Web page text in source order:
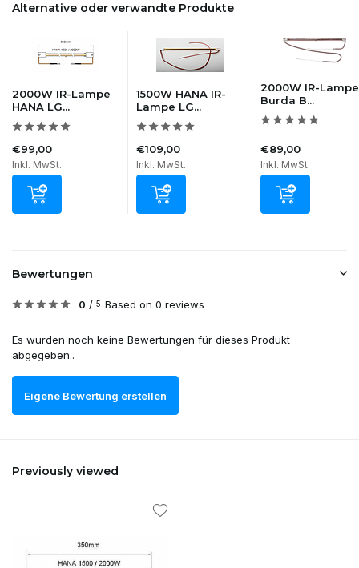
Alternative oder verwandte Produkte
2000W IR-Lampe
HANA LG...
€99,00
Inkl. MwSt.
1500W HANA IR-
Lampe LG...
€109,00
Inkl. MwSt.
2000W IR-Lampe
Burda B...
€89,00
Inkl. MwSt.
Bewertungen
0 / 5 Based on 0 reviews
Es wurden noch keine Bewertungen für dieses Produkt
abgegeben..
Eigene Bewertung erstellen
Previously viewed